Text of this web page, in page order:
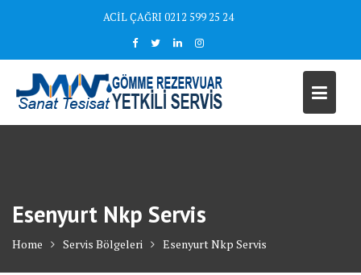
ACİL ÇAĞRI 0212 599 25 24
Esenyurt Nkp Servis
Home Servis Bölgeleri Esenyurt Nkp Servis